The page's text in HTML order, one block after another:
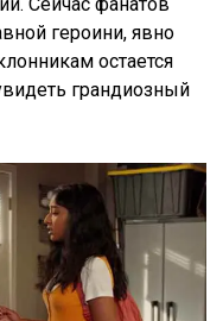
героини, явно
остается
грандиозный